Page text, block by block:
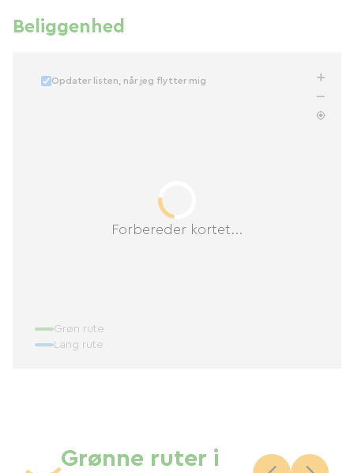
Beliggenhed
Forbereder kortet...
Opdater listen, når jeg flytter mig
Grøn rute
Lang rute
Grønne ruter i